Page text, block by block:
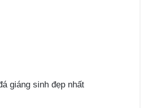
giáng sinh đẹp nhất